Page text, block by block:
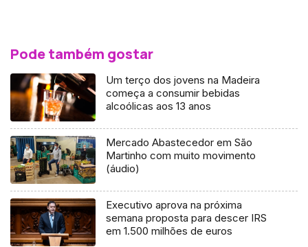
Pode também gostar
Um terço dos jovens na Madeira
começa a consumir bebidas
alcoólicas aos 13 anos
Mercado Abastecedor em São
Martinho com muito movimento
(áudio)
Executivo aprova na próxima
semana proposta para descer IRS
em 1.500 milhões de euros